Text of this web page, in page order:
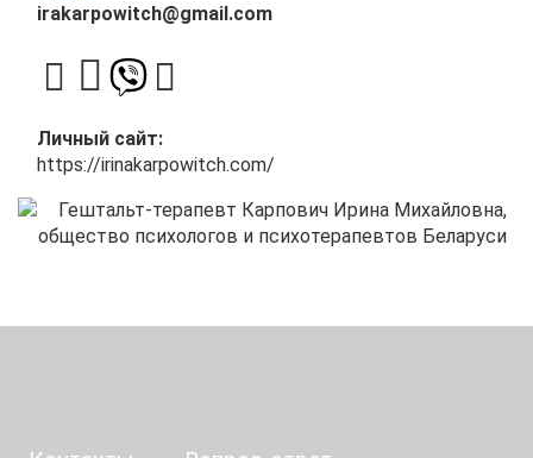
irakarpowitch@gmail.com
Личный сайт:
https://irinakarpowitch.com/